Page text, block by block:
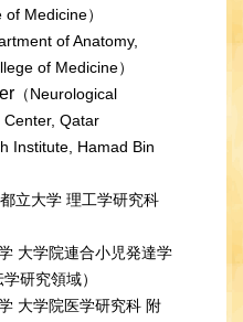
Medicine）
of Anatomy,
of Medicine）
（Neurological
Qatar
Institute, Hamad Bin
都立大学 理工学研究科
学 大学院連合小児発達学
研究領域）
学 大学院医学研究科 附